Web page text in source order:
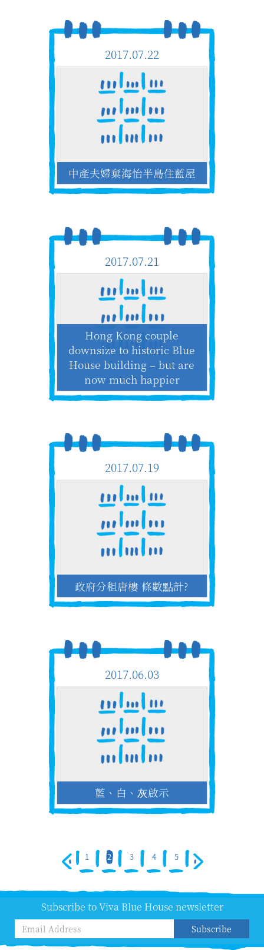
2017.07.22
中產夫婦棄海怡半島住藍屋
2017.07.21
Hong Kong couple
downsize to historic Blue
House building – but are
now much happier
2017.07.19
政府分租唐樓 條數點計?
2017.06.03
藍、白、灰啟示
1 2 3 4 5
Subscribe to Viva Blue House newsletter
Subscribe